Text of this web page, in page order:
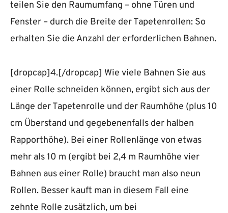
teilen Sie den Raumumfang – ohne Türen und
Fenster – durch die Breite der Tapetenrollen: So
erhalten Sie die Anzahl der erforderlichen Bahnen.
[dropcap]4.[/dropcap] Wie viele Bahnen Sie aus
einer Rolle schneiden können, ergibt sich aus der
Länge der Tapetenrolle und der Raumhöhe (plus 10
cm Überstand und gegebenenfalls der halben
Rapporthöhe). Bei einer Rollenlänge von etwas
mehr als 10 m (ergibt bei 2,4 m Raumhöhe vier
Bahnen aus einer Rolle) braucht man also neun
Rollen. Besser kauft man in diesem Fall eine
zehnte Rolle zusätzlich, um bei